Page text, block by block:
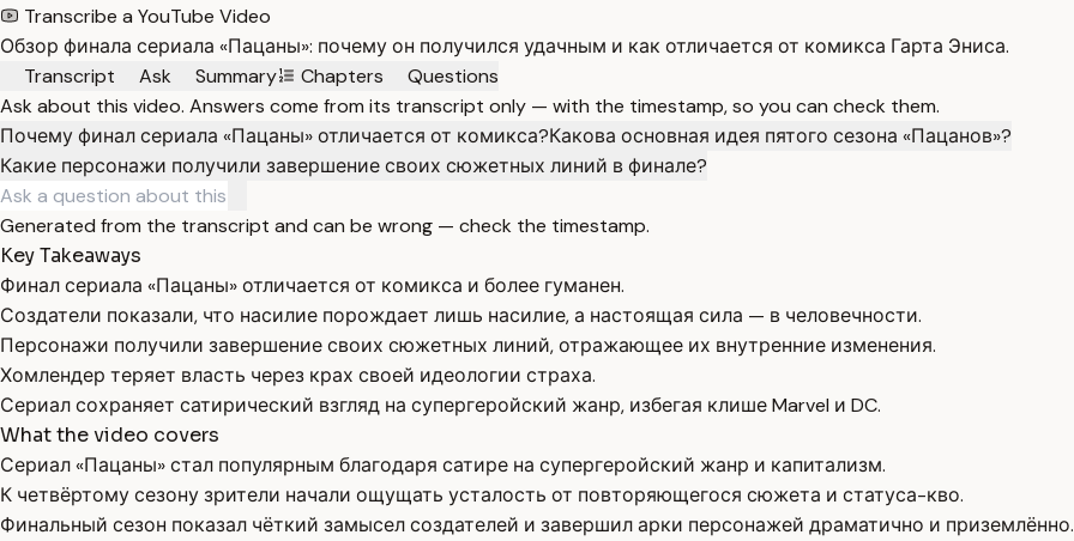
Transcribe a YouTube Video
Обзор финала сериала «Пацаны»: почему он получился удачным и как отличается от комикса Гарта Эниса.
Transcript
Ask Summary Chapters
Questions
Ask about this video. Answers come from its transcript only — with the timestamp, so you can check them.
Почему финал сериала «Пацаны» отличается от комикса?Какова основная идея пятого сезона «Пацанов»?
Какие персонажи получили завершение своих сюжетных линий в финале?
Generated from the transcript and can be wrong — check the timestamp.
Key Takeaways
Финал сериала «Пацаны» отличается от комикса и более гуманен.
Создатели показали, что насилие порождает лишь насилие, а настоящая сила — в человечности.
Персонажи получили завершение своих сюжетных линий, отражающее их внутренние изменения.
Хомлендер теряет власть через крах своей идеологии страха.
Сериал сохраняет сатирический взгляд на супергеройский жанр, избегая клише Marvel и DC.
What the video covers
Сериал «Пацаны» стал популярным благодаря сатире на супергеройский жанр и капитализм.
К четвёртому сезону зрители начали ощущать усталость от повторяющегося сюжета и статуса-кво.
Финальный сезон показал чёткий замысел создателей и завершил арки персонажей драматично и приземлённо.